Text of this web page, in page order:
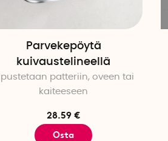
Parvekepöytä
kuivaustelineellä
patteriin, oveen tai
kaiteeseen
28.59 €
Osta